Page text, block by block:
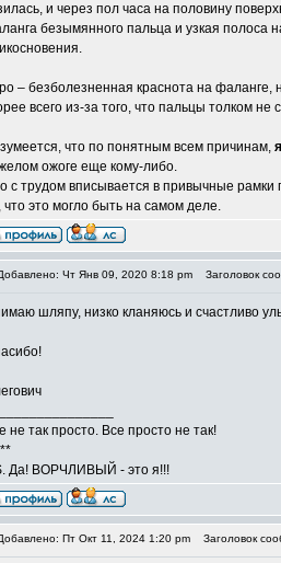
и через пол часа на половину
безымянного пальца и узкая полоса
– безболезненная краснота на
всего из-за того, что пальцы толком
что по понятным всем причинам,
ожоге еще кому-либо.
с трудом вписывается в привычные рамки
что это могло быть на самом деле.
Чт Янв 09, 2020 8:18 pm Заголовок
шляпу, низко кланяюсь и счастливо
не так просто. Все просто не так!
Да! ВОРЧЛИВЫЙ - это я!!!
Пт Окт 11, 2024 1:20 pm Заголовок